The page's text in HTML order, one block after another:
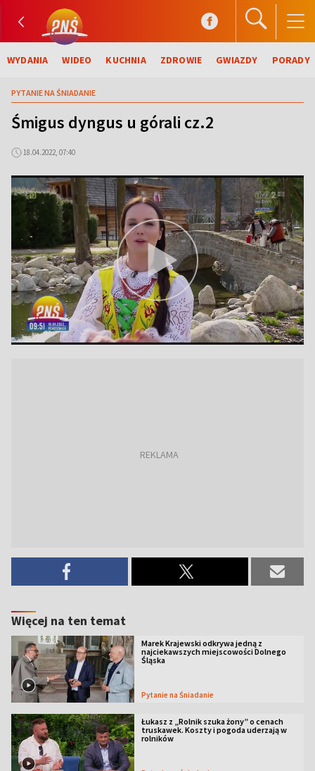
WYDANIA WIDEO KUCHNIA ZDROWIE GWIAZDY PORADY
PYTANIE NA ŚNIADANIE
Śmigus dyngus u górali cz.2
18.04.2022, 07:40
Więcej na ten temat
Marek Krajewski odkrywa jedną z
najciekawszych miejscowości Dolnego
Śląska
Pytanie na Śniadanie
Łukasz z „Rolnik szuka żony” o cenach
truskawek. Koszty i pogoda uderzają w
rolników